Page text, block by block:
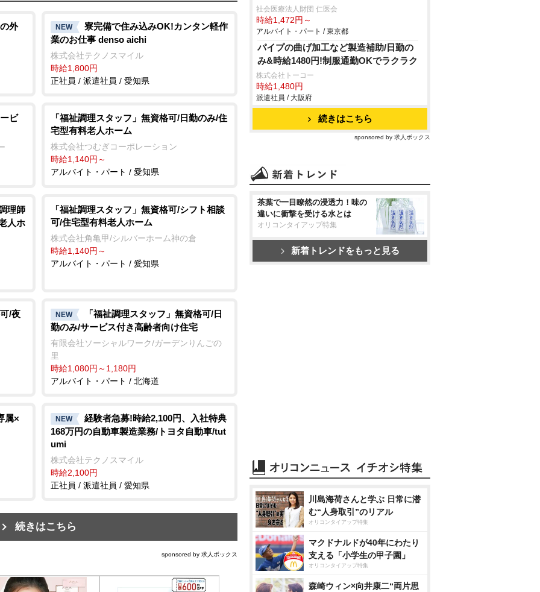
外 NEW
寮完備で住み込みOK!カンタン軽作
業のお仕事 denso aichi
株式会社テクノスマイル
時給1,800円
正社員 / 派遣社員 / 愛知県
ビ
「福祉調理スタッフ」無資格可/日勤のみ/住
宅型有料老人ホーム
株式会社つむぎコーポレーション
時給1,140円～
アルバイト・パート / 愛知県
理師
人ホ
「福祉調理スタッフ」無資格可/シフト相談
可/住宅型有料老人ホーム
株式会社角亀甲/シルバーホーム神の倉
時給1,140円～
アルバイト・パート / 愛知県
/夜 NEW
「福祉調理スタッフ」無資格可/日
勤のみ/サービス付き高齢者向け住宅
有限会社ソーシャルワーク/ガーデンりんごの
里
時給1,080円～1,180円
アルバイト・パート / 北海道
属× NEW
経験者急募!時給2,100円、入社特典
168万円の自動車製造業務/トヨタ自動車/tut
umi
株式会社テクノスマイル
時給2,100円
正社員 / 派遣社員 / 愛知県
続きはこちら
sponsored by 求人ボックス
あり
社会医療法人財団 仁医会
時給1,472円～
アルバイト・パート / 東京都
パイプの曲げ加工など製造補助/日勤の
み&時給1480円!制服通勤OKでラクラク
株式会社トーコー
時給1,480円
派遣社員 / 大阪府
続きはこちら
sponsored by 求人ボックス
茶葉で一目瞭然の浸透力！味の
違いに衝撃を受ける水とは
オリコンタイアップ特集
新着トレンドをもっと見る
川島海荷さんと学ぶ 日常に潜
む“人身取引”のリアル
オリコンタイアップ特集
マクドナルドが40年にわたり
支える「小学生の甲子園」
オリコンタイアップ特集
森崎ウィン×向井康二“両片思